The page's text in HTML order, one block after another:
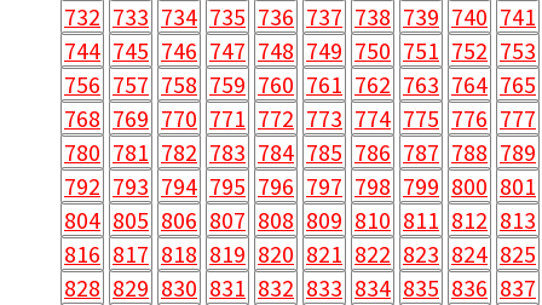
732 733 734 735 736 737 738 739 740 741
744 745 746 747 748 749 750 751 752 753
756 757 758 759 760 761 762 763 764 765
768 769 770 771 772 773 774 775 776 777
780 781 782 783 784 785 786 787 788 789
792 793 794 795 796 797 798 799 800 801
804 805 806 807 808 809 810 811 812 813
816 817 818 819 820 821 822 823 824 825
828 829 830 831 832 833 834 835 836 837